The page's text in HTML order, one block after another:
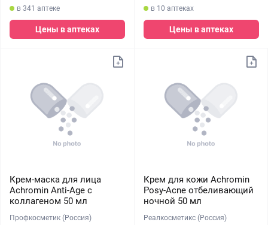
в 341 аптеке
Цены в аптеках
в 10 аптеках
Цены в аптеках
Крем-маска для лица
Achromin Anti-Age с
коллагеном 50 мл
Профкосметик (Россия)
Крем для кожи Achromin
Posy-Acne отбеливающий
ночной 50 мл
Реалкосметикс (Россия)